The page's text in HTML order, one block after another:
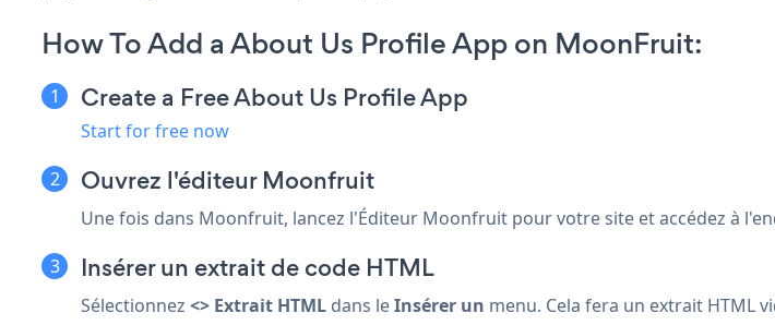
How To Add a About Us Profile App on MoonFruit:
Create a Free About Us Profile App
Start for free now
Ouvrez l'éditeur Moonfruit
Une fois dans Moonfruit, lancez l'Éditeur Moonfruit pour votre site et accédez à
Insérer un extrait de code HTML
Sélectionnez <> Extrait HTML dans leInsérer un menu. Cela fera un extrait HTML